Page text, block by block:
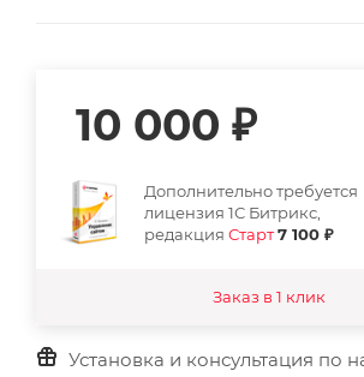
10 000 ₽
Дополнительно требуется
лицензия 1С Битрикс,
редакция Старт7 100 ₽
Заказ в 1 клик
Установка и консультация по